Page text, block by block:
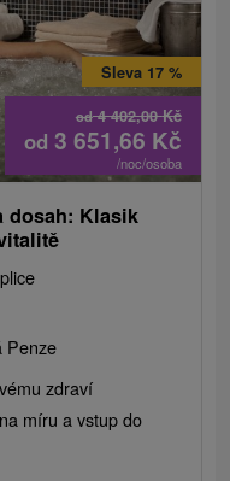
od4 402,00Kč
Sleva 17 %
od 3 651,66 Kč
/noc/osoba
dosah: Klasik
Penze
zdraví
míru a vstup do